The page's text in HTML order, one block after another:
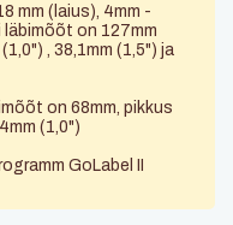
mm (laius), 4mm -
läbimõõt on 127mm
, 38,1mm (1,5") ja
on 68mm, pikkus
(1,0")
GoLabel II